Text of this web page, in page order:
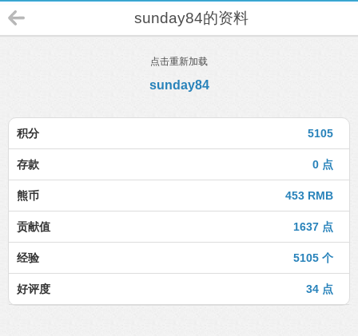
sunday84的资料
点击重新加载
sunday84
5105
积分
0 点
存款
453 RMB
熊币
1637 点
贡献值
5105 个
经验
34 点
好评度